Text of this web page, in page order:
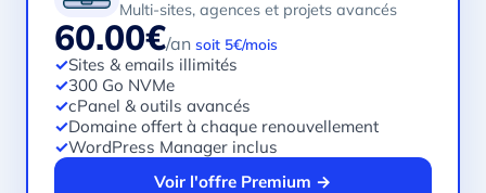
Multi-sites, agences et projets avancés
60.00€/an soit 5€/mois
✓Sites & emails illimités
✓300 Go NVMe
✓cPanel & outils avancés
✓Domaine offert à chaque renouvellement
✓WordPress Manager inclus
Voir l'offre Premium →